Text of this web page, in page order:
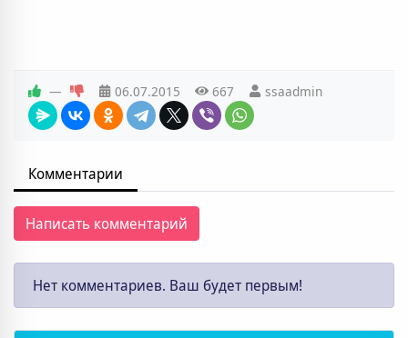
— 06.07.2015 667 ssaadmin
Комментарии
Написать комментарий
Нет комментариев. Ваш будет первым!